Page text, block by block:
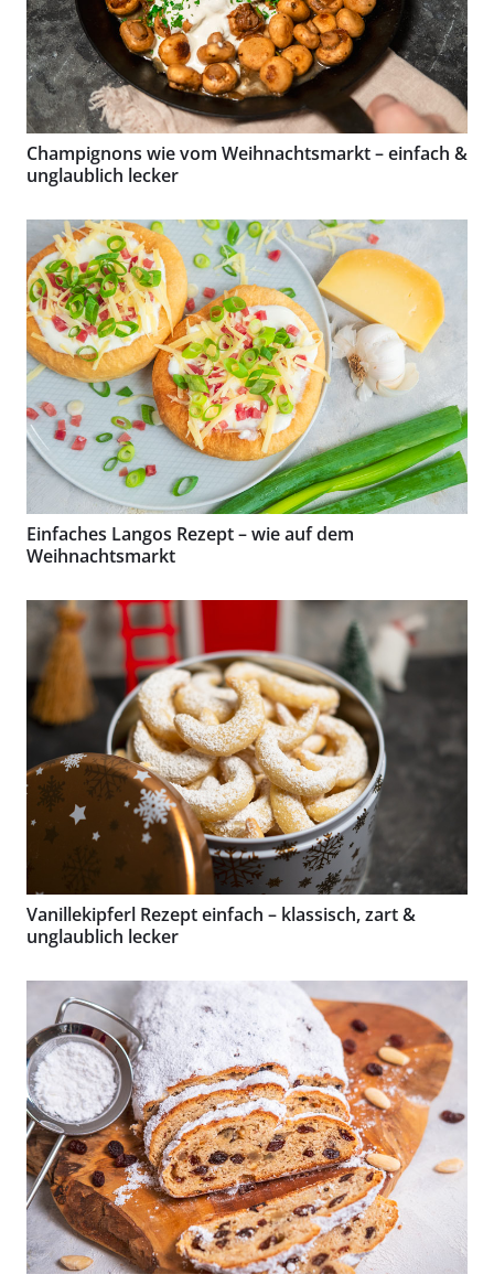
Champignons wie vom Weihnachtsmarkt – einfach &
unglaublich lecker
Einfaches Langos Rezept – wie auf dem
Weihnachtsmarkt
Vanillekipferl Rezept einfach – klassisch, zart &
unglaublich lecker